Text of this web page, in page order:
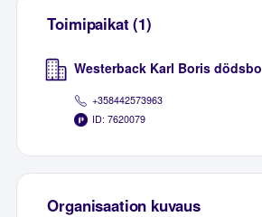
Toimipaikat (1)
Westerback Karl Boris dödsbo
+358442573963
ID: 7620079
Organisaation kuvaus